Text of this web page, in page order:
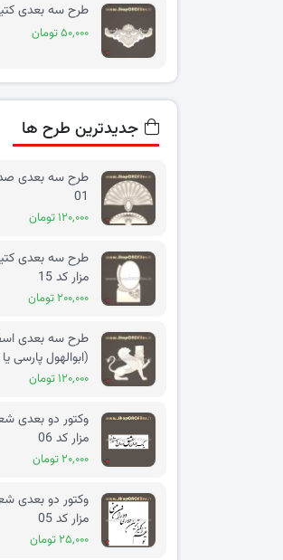
طرح سه بعدی
۵۰,۰۰۰ تومان
جدیدترین طرح ها
طرح سه بعدی
01
۱۲۰,۰۰۰ تومان
طرح سه بعدی
مزار کد 15
۲۰۰,۰۰۰ تومان
طرح سه بعدی
(ابوالهول پارسی
بالدار) کد 02
۱۲۰,۰۰۰ تومان
وکتور دو بعدی
مزار کد 06
۲۰,۰۰۰ تومان
وکتور دو بعدی
مزار کد 05
۲۵,۰۰۰ تومان